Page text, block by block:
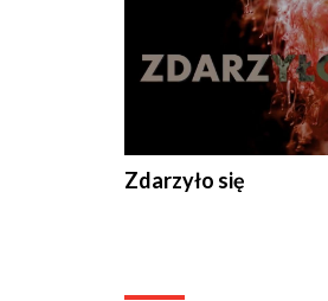
Zdarzyło się